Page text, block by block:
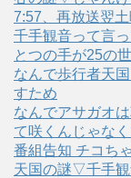
7:57、再放送翌
千手観音って言
とつの手が25の
なんで歩行者天
すため
なんでアサガオ
て咲くんじゃな
番組告知 チコち
天国の謎▽千手観